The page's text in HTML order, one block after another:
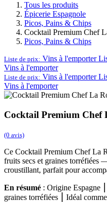
Tous les produits
Épicerie Espagnole
Picos, Pains & Chips
Cocktail Premium Chef
Picos, Pains & Chips
Liste de prix: Vins à l'emporter
Vins à l'emporter
Liste de prix: Vins à l'emporter
Vins à l'emporter
Cocktail Premium Chef
(0 avis)
Ce Cocktail Premium Chef La
fruits secs et graines torréfiées
croustillant, parfait pour
En résumé : Origine Espagne
graines torréfiées ⎮ Idéal